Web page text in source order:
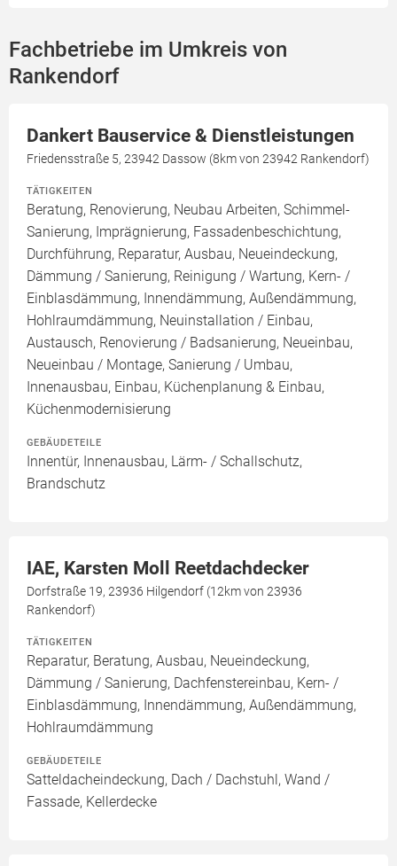
Fachbetriebe im Umkreis von
Rankendorf
Dankert Bauservice & Dienstleistungen
Friedensstraße 5, 23942 Dassow (8km von 23942 Rankendorf)
TÄTIGKEITEN
Beratung, Renovierung, Neubau Arbeiten, Schimmel-
Sanierung, Imprägnierung, Fassadenbeschichtung,
Durchführung, Reparatur, Ausbau, Neueindeckung,
Dämmung / Sanierung, Reinigung / Wartung, Kern- /
Einblasdämmung, Innendämmung, Außendämmung,
Hohlraumdämmung, Neuinstallation / Einbau,
Austausch, Renovierung / Badsanierung, Neueinbau,
Neueinbau / Montage, Sanierung / Umbau,
Innenausbau, Einbau, Küchenplanung & Einbau,
Küchenmodernisierung
GEBÄUDETEILE
Innentür, Innenausbau, Lärm- / Schallschutz,
Brandschutz
IAE, Karsten Moll Reetdachdecker
Dorfstraße 19, 23936 Hilgendorf (12km von 23936
Rankendorf)
TÄTIGKEITEN
Reparatur, Beratung, Ausbau, Neueindeckung,
Dämmung / Sanierung, Dachfenstereinbau, Kern- /
Einblasdämmung, Innendämmung, Außendämmung,
Hohlraumdämmung
GEBÄUDETEILE
Satteldacheindeckung, Dach / Dachstuhl, Wand /
Fassade, Kellerdecke